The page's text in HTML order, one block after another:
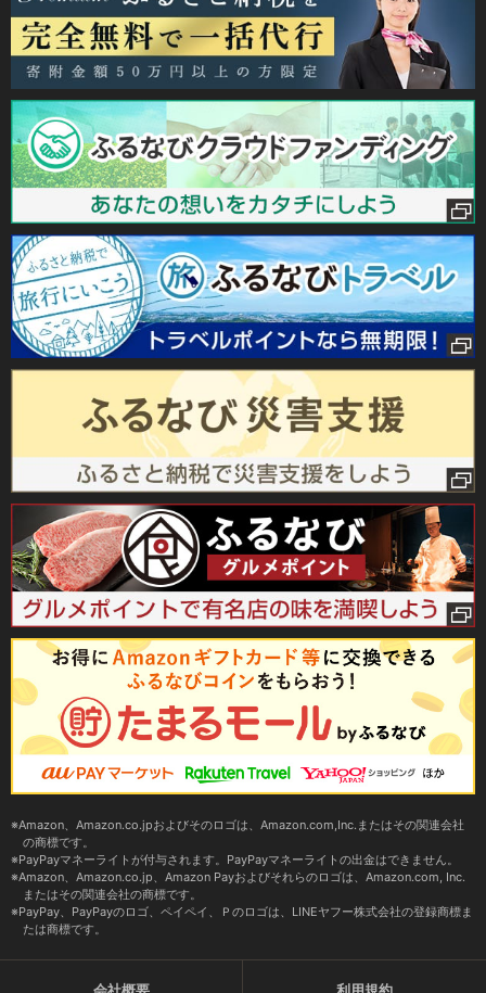
Amazon、Amazon.co.jpおよびそのロゴは、Amazon.com,Inc.またはその関連会社
の商標です。
PayPayマネーライトが付与されます。PayPayマネーライトの出金はできません。
Amazon、Amazon.co.jp、Amazon Payおよびそれらのロゴは、Amazon.com, Inc.
またはその関連会社の商標です。
PayPay、PayPayのロゴ、ペイペイ、Ｐのロゴは、LINEヤフー株式会社の登録商標ま
たは商標です。